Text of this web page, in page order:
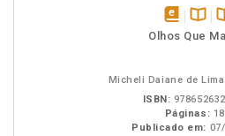
disponível
Olhos Que
Micheli Daiane de
ISBN:
Páginas:
Publicado em: